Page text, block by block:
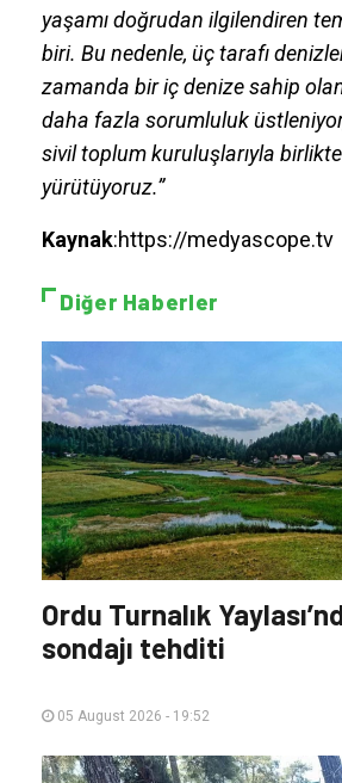
yaşamı doğrudan ilgilendiren
biri. Bu nedenle, üç tarafı
zamanda bir iç denize sahip
daha fazla sorumluluk
sivil toplum kuruluşlarıyla
yürütüyoruz.”
Kaynak:https://medyascope.tv
Diğer Haberler
Ordu Turnalık
sondajı tehditi
05 August 2026 - 19:52